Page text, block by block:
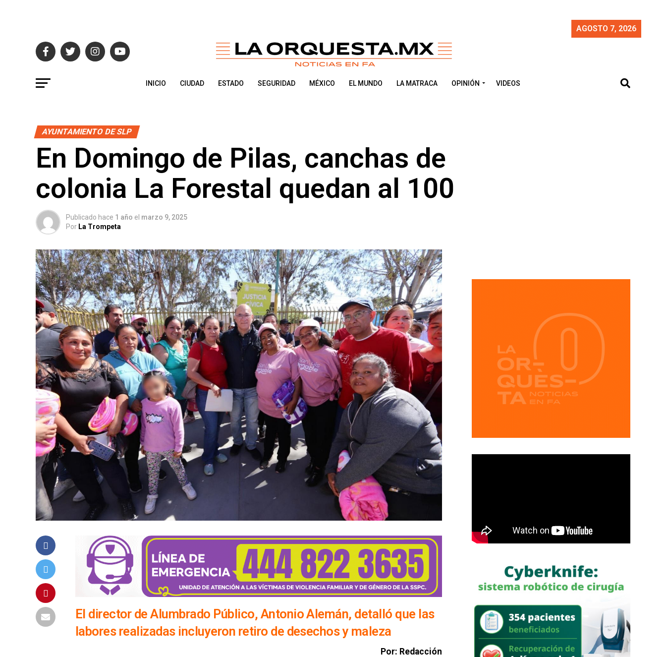
AGOSTO 7, 2026
INICIO CIUDAD ESTADO SEGURIDAD MÉXICO EL MUNDO LA MATRACA OPINIÓN VIDEOS
AYUNTAMIENTO DE SLP
En Domingo de Pilas, canchas de
colonia La Forestal quedan al 100
Publicado hace 1 año el marzo 9, 2025
Por La Trompeta
El director de Alumbrado Público, Antonio Alemán, detalló que las
labores realizadas incluyeron retiro de desechos y maleza
Por: Redacción